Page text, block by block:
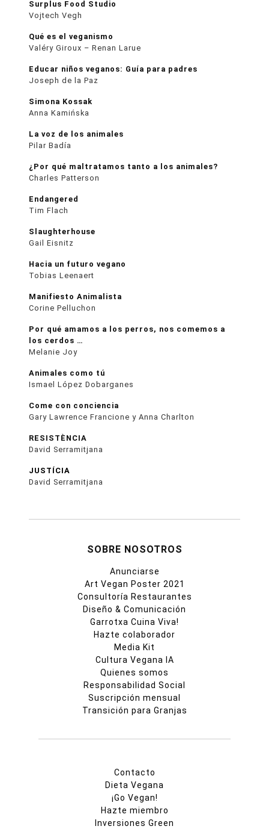
Surplus Food Studio
Vojtech Vegh
Qué es el veganismo
Valéry Giroux – Renan Larue
Educar niños veganos: Guía para padres
Joseph de la Paz
Simona Kossak
Anna Kamińska
La voz de los animales
Pilar Badía
¿Por qué maltratamos tanto a los animales?
Charles Patterson
Endangered
Tim Flach
Slaughterhouse
Gail Eisnitz
Hacia un futuro vegano
Tobias Leenaert
Manifiesto Animalista
Corine Pelluchon
Por qué amamos a los perros, nos comemos a
los cerdos …
Melanie Joy
Animales como tú
Ismael López Dobarganes
Come con conciencia
Gary Lawrence Francione y Anna Charlton
RESISTÈNCIA
David Serramitjana
JUSTÍCIA
David Serramitjana
SOBRE NOSOTROS
Anunciarse
Art Vegan Poster 2021
Consultoría Restaurantes
Diseño & Comunicación
Garrotxa Cuina Viva!
Hazte colaborador
Media Kit
Cultura Vegana IA
Quienes somos
Responsabilidad Social
Suscripción mensual
Transición para Granjas
Contacto
Dieta Vegana
¡Go Vegan!
Hazte miembro
Inversiones Green